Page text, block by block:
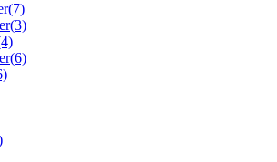
(7)
(3)
(6)